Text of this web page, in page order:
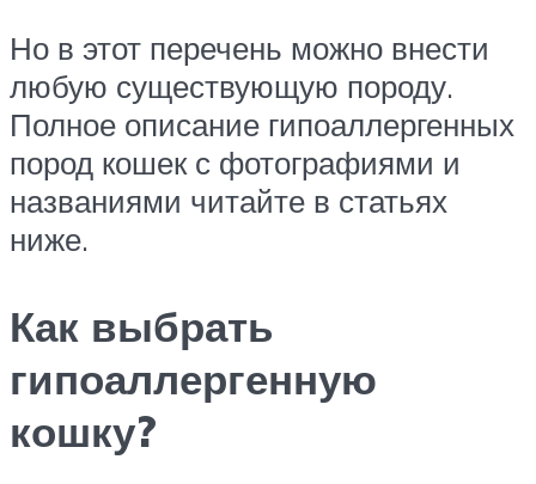
Но в этот перечень можно внести
любую существующую породу.
Полное описание гипоаллергенных
пород кошек с фотографиями и
названиями читайте в статьях
ниже.
Как выбрать
гипоаллергенную
кошку?